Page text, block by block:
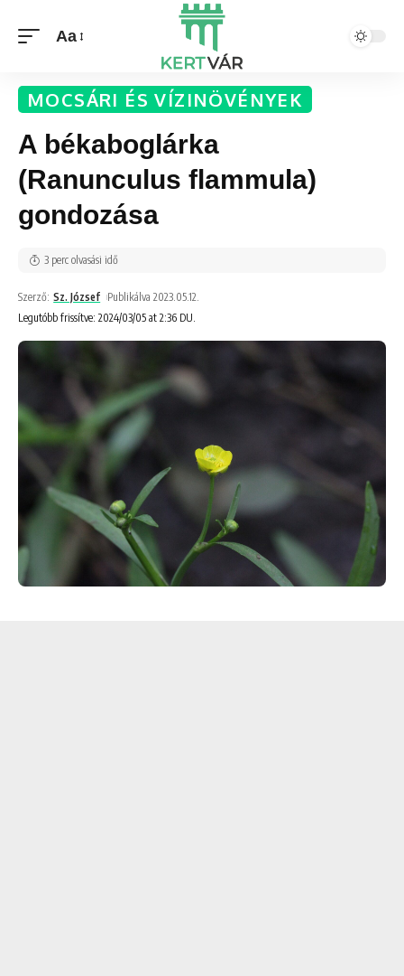
Aa
MOCSÁRI ÉS VÍZINÖVÉNYEK
A békaboglárka
(Ranunculus flammula)
gondozása
Legutóbb frissítve: 2024/03/05 at 2:36 DU.
Szerző: Sz. József Publikálva 2023.05.12.
3 perc olvasási idő